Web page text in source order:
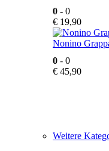
0 - 0
€ 19,90
Nonino
0 - 0
€ 45,90
Weitere